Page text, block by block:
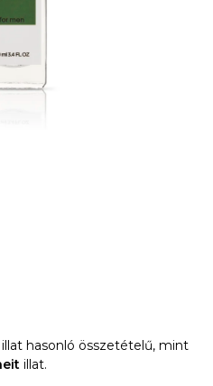
hasonló összetételű, mint
illat.